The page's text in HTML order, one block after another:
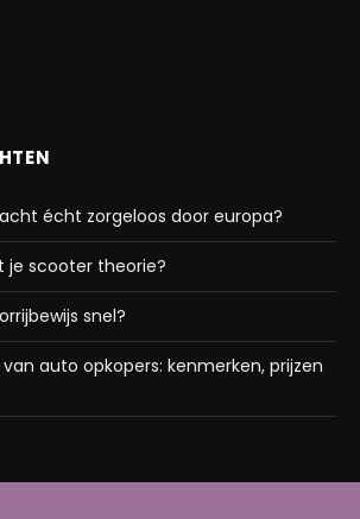
écht zorgeloos door europa?
je scooter theorie?
snel?
auto opkopers: kenmerken, prijzen